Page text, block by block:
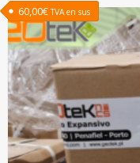
60,00€ TVA en sus